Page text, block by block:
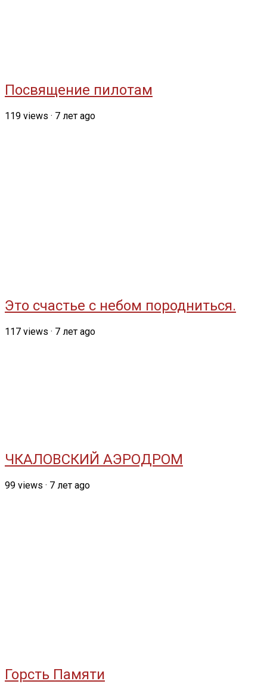
Посвящение пилотам
119 views · 7 лет ago
Это счастье с небом породниться.
117 views · 7 лет ago
ЧКАЛОВСКИЙ АЭРОДРОМ
99 views · 7 лет ago
Горсть Памяти